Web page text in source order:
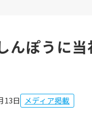
んぽうに
13日 メディア掲載